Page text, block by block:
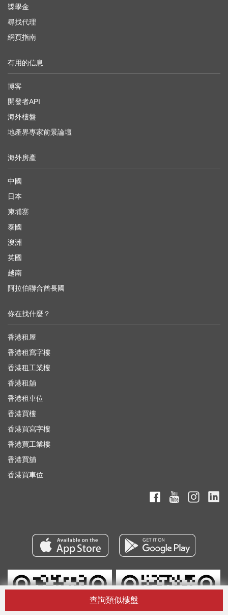
查詢類似樓盤
獎學金
尋找代理
網頁指南
有用的信息
博客
開發者API
海外樓盤
地產界專家前景論壇
海外房產
中國
日本
柬埔寨
泰國
澳洲
英國
越南
阿拉伯聯合酋長國
你在找什麼？
香港租屋
香港租寫字樓
香港租工業樓
香港租舖
香港租車位
香港買樓
香港買寫字樓
香港買工業樓
香港買舖
香港買車位